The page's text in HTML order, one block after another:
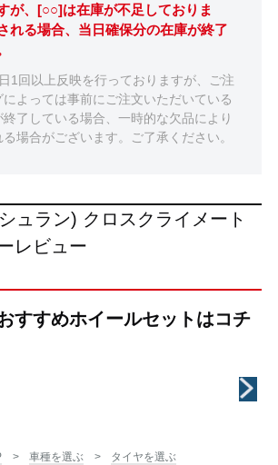
が、[○○]は在庫が不足しておりま
れる場合、当日確保分の在庫が終了
1回以上反映を行っておりますが、ご注
よっては事前にご注文いただいている
了している場合、一時的な欠品により
る場合がございます。ご了承ください。
ュラン) クロスクライメート
レビュー
すすめホイールセットはコチ
車種を選ぶ
タイヤを選ぶ